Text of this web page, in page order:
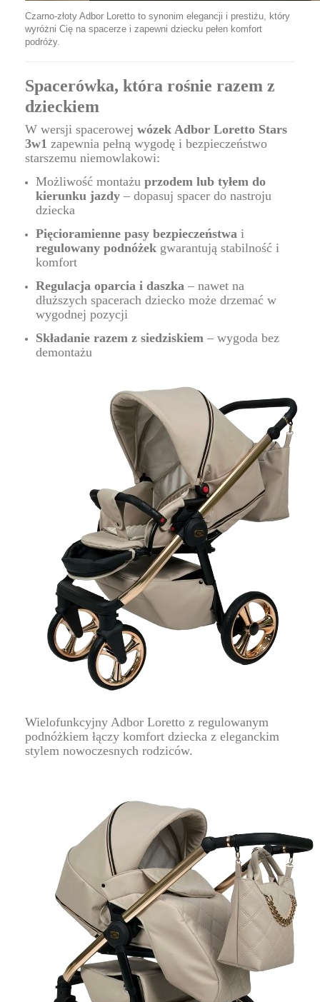
Czarno-złoty Adbor Loretto to synonim elegancji i prestiżu, który
wyróżni Cię na spacerze i zapewni dziecku pełen komfort
podróży.
Spacerówka, która rośnie razem z
dzieckiem
W wersji spacerowej wózek Adbor Loretto Stars
3w1 zapewnia pełną wygodę i bezpieczeństwo
starszemu niemowlakowi:
Możliwość montażu przodem lub tyłem do
kierunku jazdy – dopasuj spacer do nastroju
dziecka
Pięcioramienne pasy bezpieczeństwa i
regulowany podnóżek gwarantują stabilność i
komfort
Regulacja oparcia i daszka – nawet na
dłuższych spacerach dziecko może drzemać w
wygodnej pozycji
Składanie razem z siedziskiem – wygoda bez
demontażu
Wielofunkcyjny Adbor Loretto z regulowanym
podnóżkiem łączy komfort dziecka z eleganckim
stylem nowoczesnych rodziców.